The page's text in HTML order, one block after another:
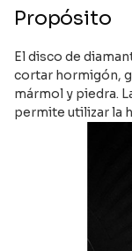
Propósito
El disco de
cortar hormigón,
mármol y piedra.
permite utilizar la